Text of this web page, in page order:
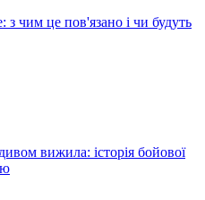
чим це пов'язано і чи будуть
вижила: історія бойової